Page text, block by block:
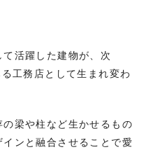
活躍した建物が、次
工務店として生まれ変わ
梁や柱など生かせるもの
ンと融合させることで愛